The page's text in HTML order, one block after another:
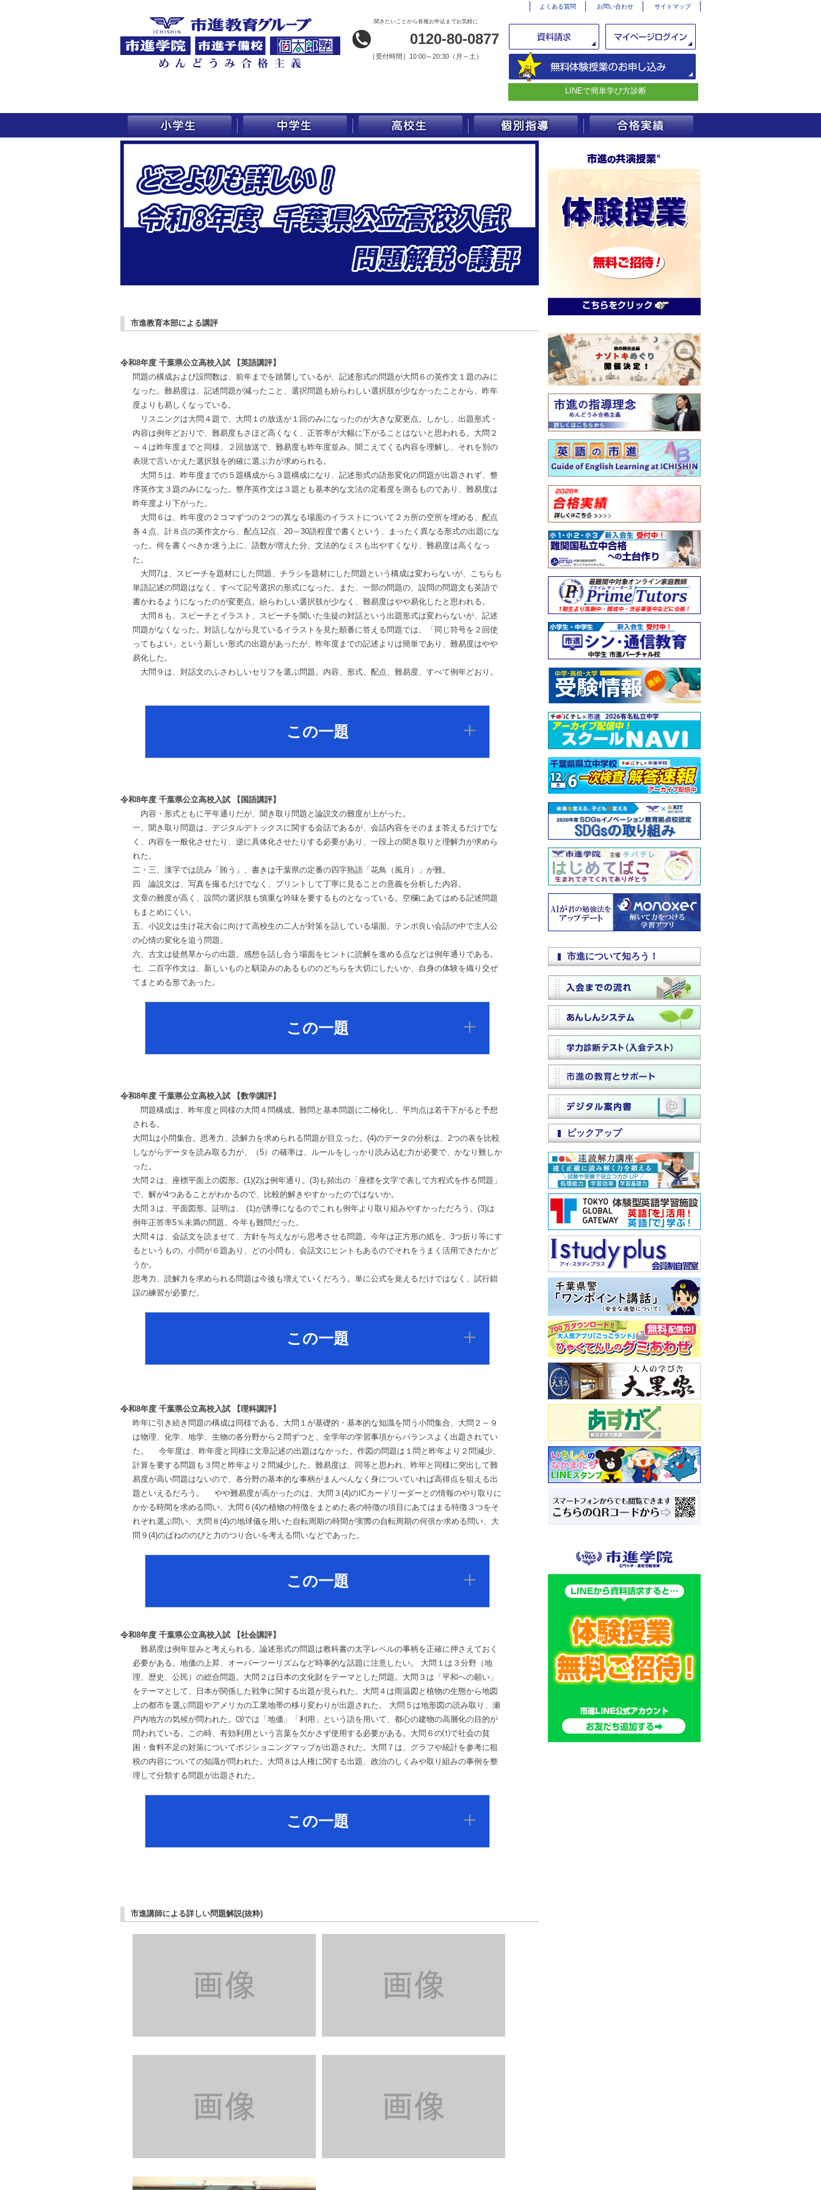
聞きたいことから各種お申込までお気軽に
0120-80-0877
［受付時間］10:00～20:30（月～土）
よくある質問 お問い合わせ サイトマップ
LINEで簡単学び方診断
市進教育本部による講評
令和8年度 千葉県公立高校入試 【英語講評】
問題の構成および設問数は、前年までを踏襲しているが、記述形式の問題が大問６の英作文１題のみに
なった。難易度は、記述問題が減ったこと、選択問題も紛らわしい選択肢が少なかったことから、昨年
度よりも易しくなっている。
リスニングは大問４題で、大問１の放送が１回のみになったのが大きな変更点。しかし、出題形式・
内容は例年どおりで、難易度もさほど高くなく、正答率が大幅に下がることはないと思われる。大問２
～４は昨年度までと同様、２回放送で、難易度も昨年度並み。聞こえてくる内容を理解し、それを別の
表現で言いかえた選択肢を的確に選ぶ力が求められる。
大問５は、昨年度までの５題構成から３題構成になり、記述形式の語形変化の問題が出題されず、整
序英作文３題のみになった。整序英作文は３題とも基本的な文法の定着度を測るものであり、難易度は
昨年度より下がった。
大問６は、昨年度の２コマずつの２つの異なる場面のイラストについて２カ所の空所を埋める、配点
各４点、計８点の英作文から、配点12点、20～30語程度で書くという、まったく異なる形式の出題にな
った。何を書くべきか迷う上に、語数が増えた分、文法的なミスも出やすくなり、難易度は高くなっ
た。
大問7は、スピーチを題材にした問題、チラシを題材にした問題という構成は変わらないが、こちらも
単語記述の問題はなく、すべて記号選択の形式になった。また、一部の問題の、設問の問題文も英語で
書かれるようになったのが変更点。紛らわしい選択肢が少なく、難易度はやや易化したと思われる。
大問８も、スピーチとイラスト、スピーチを聞いた生徒の対話という出題形式は変わらないが、記述
問題がなくなった。対話しながら見ているイラストを見た順番に答える問題では、「同じ符号を２回使
ってもよい」という新しい形式の出題があったが、昨年度までの記述よりは簡単であり、難易度はやや
易化した。
大問９は、対話文のふさわしいセリフを選ぶ問題。内容、形式、配点、難易度、すべて例年どおり。
この一題
令和8年度 千葉県公立高校入試 【国語講評】
内容・形式ともに平年通りだが、聞き取り問題と論説文の難度が上がった。
一、聞き取り問題は、デジタルデトックスに関する会話であるが、会話内容をそのまま答えるだけでな
く、内容を一般化させたり、逆に具体化させたりする必要があり、一段上の聞き取りと理解力が求めら
れた。
二・三、漢字では読み「賄う」、書きは千葉県の定番の四字熟語「花鳥（風月）」が難。
四 論説文は、写真を撮るだけでなく、プリントして丁寧に見ることの意義を分析した内容。
文章の難度が高く、設問の選択肢も慎重な吟味を要するものとなっている。空欄にあてはめる記述問題
もまとめにくい。
五、小説文は生け花大会に向けて高校生の二人が対策を話している場面。テンポ良い会話の中で主人公
の心情の変化を追う問題。
六、古文は徒然草からの出題。感想を話し合う場面をヒントに読解を進める点などは例年通りである。
七、二百字作文は、新しいものと馴染みのあるもののどちらを大切にしたいか、自身の体験を織り交ぜ
てまとめる形であった。
この一題
令和8年度 千葉県公立高校入試 【数学講評】
問題構成は、昨年度と同様の大問４問構成。難問と基本問題に二極化し、平均点は若干下がると予想
される。
大問1は小問集合。思考力、読解力を求められる問題が目立った。(4)のデータの分析は、2つの表を比較
しながらデータを読み取る力が、（5）の確率は、ルールをしっかり読み込む力が必要で、かなり難しか
った。
大問２は、座標平面上の図形。(1)(2)は例年通り。(3)も頻出の「座標を文字で表して方程式を作る問題」
で、解が4つあることがわかるので、比較的解きやすかったのではないか。
大問３は、平面図形。証明は、 (1)が誘導になるのでこれも例年より取り組みやすかっただろう。(3)は
例年正答率5％未満の問題。今年も難問だった。
大問４は、会話文を読ませて、方針を与えながら思考させる問題。今年は正方形の紙を、3つ折り等にす
るというもの。小問が６題あり、どの小問も、会話文にヒントもあるのでそれをうまく活用できたかど
うか。
思考力、読解力を求められる問題は今後も増えていくだろう。単に公式を覚えるだけではなく、試行錯
誤の練習が必要だ。
この一題
令和8年度 千葉県公立高校入試 【理科講評】
昨年に引き続き問題の構成は同様である。大問１が基礎的・基本的な知識を問う小問集合、大問２～９
は物理、化学、地学、生物の各分野から２問ずつと、全学年の学習事項からバランスよく出題されてい
た。 今年度は、昨年度と同様に文章記述の出題はなかった。作図の問題は１問と昨年より２問減少、
計算を要する問題も３問と昨年より２問減少した。難易度は、同等と思われ、昨年と同様に突出して難
易度が高い問題はないので、各分野の基本的な事柄がまんべんなく身についていれば高得点を狙える出
題といえるだろう。 やや難易度が高かったのは、大問３(4)のICカードリーダーとの情報のやり取りに
かかる時間を求める問い、大問６(4)の植物の特徴をまとめた表の特徴の項目にあてはまる特徴３つをそ
れぞれ選ぶ問い、大問８(4)の地球儀を用いた自転周期の時間が実際の自転周期の何倍か求める問い、大
問９(4)のばねののびと力のつり合いを考える問いなどであった。
この一題
令和8年度 千葉県公立高校入試 【社会講評】
難易度は例年並みと考えられる。論述形式の問題は教科書の太字レベルの事柄を正確に押さえておく
必要がある。地価の上昇、オーバーツーリズムなど時事的な話題に注意したい。 大問１は３分野（地
理、歴史、公民）の総合問題。大問２は日本の文化財をテーマとした問題。大問３は「平和への願い」
をテーマとして、日本が関係した戦争に関する出題が見られた。大問４は雨温図と植物の生態から地図
上の都市を選ぶ問題やアメリカの工業地帯の移り変わりが出題された。 大問５は地形図の読み取り、瀬
戸内地方の気候が問われた。⑶では「地価」「利用」という語を用いて、都心の建物の高層化の目的が
問われている。この時、有効利用という言葉を欠かさず使用する必要がある。大問６の⑴で社会の貧
困・食料不足の対策についてポジショニングマップが出題された。大問７は、グラフや統計を参考に租
税の内容についての知識が問われた。大問８は人権に関する出題、政治のしくみや取り組みの事例を整
理して分類する問題が出題された。
この一題
市進講師による詳しい問題解説(抜粋)
市進について知ろう！
ピックアップ